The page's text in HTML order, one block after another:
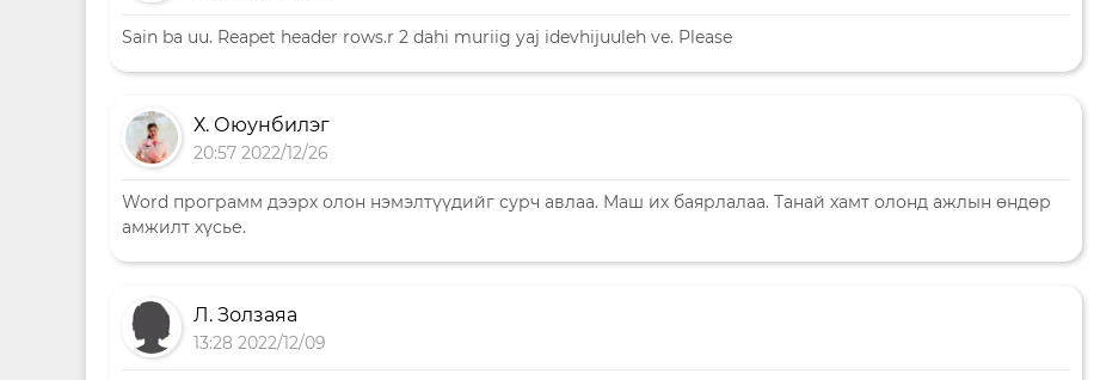
Sain ba uu. Reapet header rows.r 2 dahi muriig yaj idevhijuuleh ve. Please
Х. Оюунбилэг
20:57 2022/12/26
Word программ дээрх олон нэмэлтүүдийг сурч авлаа. Маш их баярлалаа. Танай хамт олонд ажлын өндөр
амжилт хүсье.
Л. Золзаяа
13:28 2022/12/09